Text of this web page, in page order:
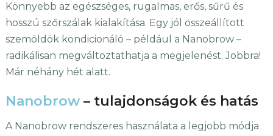
Könnyebb az egészséges, rugalmas, erős, sűrű és
hosszú szőrszálak kialakítása. Egy jól összeállított
szemöldök kondicionáló – például a Nanobrow –
radikálisan megváltoztathatja a megjelenést. Jobbra!
Már néhány hét alatt.
Nanobrow– tulajdonságok és hatás
A Nanobrow rendszeres használata a legjobb módja